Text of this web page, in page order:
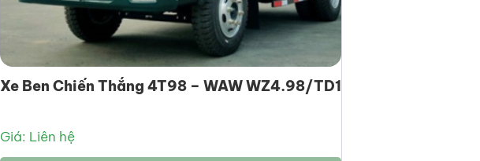
Xe Ben Chiến Thắng 4T98 – WAW WZ4.98/TD1
Giá: Liên hệ